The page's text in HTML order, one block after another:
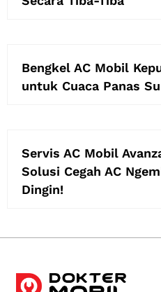
Bengkel AC Mobil
untuk Cuaca Panas
Servis AC Mobil
Solusi Cegah AC
Dingin!